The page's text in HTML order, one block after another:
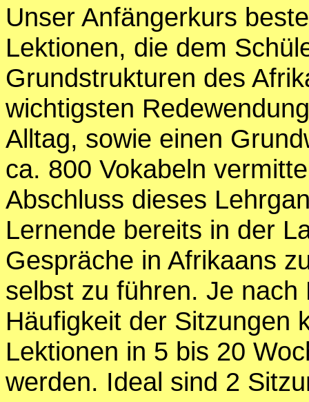
Unser Anfängerkurs
Lektionen, die dem
Grundstrukturen des
wichtigsten
Alltag, sowie einen
ca. 800 Vokabeln
Abschluss dieses
Lernende bereits in der
Gespräche in Afrikaans
selbst zu führen. Je nach
Häufigkeit der Sitzungen
Lektionen in 5 bis 20
werden. Ideal sind 2